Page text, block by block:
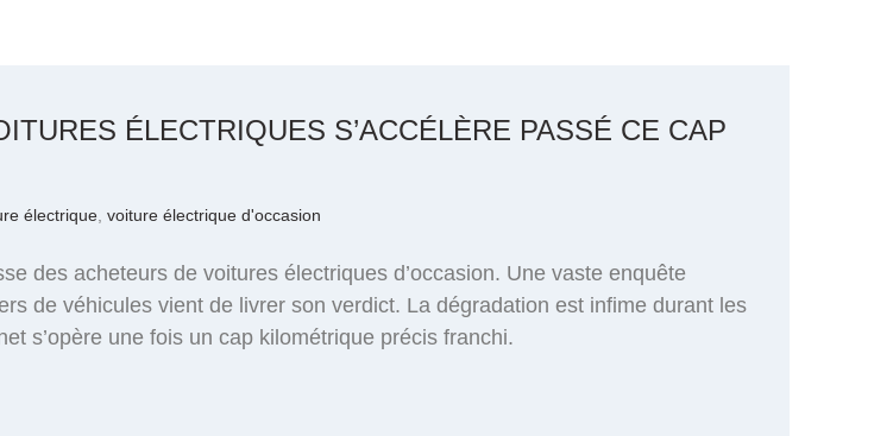
ÉLECTRIQUES S’ACCÉLÈRE PASSÉ CE CAP
électrique voiture électrique d'occasion
des acheteurs de voitures électriques d’occasion. Une vaste enquête
de véhicules vient de livrer son verdict. La dégradation est infime durant les
s’opère une fois un cap kilométrique précis franchi.